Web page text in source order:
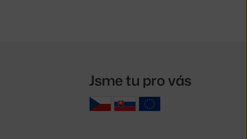
Jsme tu pro vás